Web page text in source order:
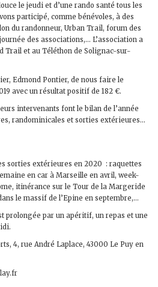
le jeudi et d’une rando santé tous les
participé, comme bénévoles, à des
du randonneur, Urban Trail, forum des
des associations,… L’association a
Trail et au Téléthon de Solignac-sur-
Edmond Pontier, de nous faire le
avec un résultat positif de 182 €.
intervenants font le bilan de l’année
randominicales et sorties extérieures…
sorties extérieures en 2020 : raquettes
en car à Marseille en avril, week-
itinérance sur le Tour de la Margeride
le massif de l’Epine en septembre,…
prolongée par un apéritif, un repas et une
4, rue André Laplace, 43000 Le Puy en